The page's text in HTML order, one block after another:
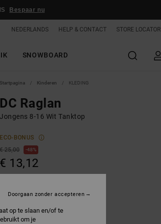
Bespaar nu
NEDERLANDS HELP & CONTACT STORE LOCATOR
SNOWBOARD
Startpagina Kinderen KLEDING
DC Raglan
Jongens 8-16 Wit Tanktop
ECO-BONUS
€ 25,00
48%
€ 13,12
KleurWhite
op te slaan en/of te
om je
Doorgaan zonder accepteren